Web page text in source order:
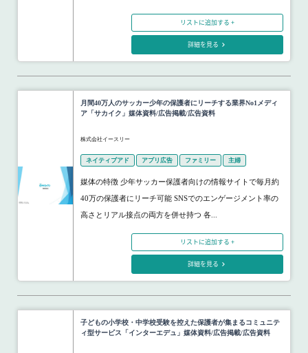
リストに追加する +
詳細を見る
月間40万人のサッカー少年の保護者にリーチする業界No1メディ
ア「サカイク」媒体資料/広告掲載/広告資料
株式会社イースリー
ネイティブアド アプリ広告 ファミリー 主婦
媒体の特徴 少年サッカー保護者向けの情報サイトで毎月約
40万の保護者にリーチ可能 SNSでのエンゲージメント率の
高さとリアル接点の両方を併せ持つ 各...
リストに追加する +
詳細を見る
子どもの小学校・中学校受験を控えた保護者が集まるコミュニテ
ィ型サービス「インターエデュ」媒体資料/広告掲載/広告資料